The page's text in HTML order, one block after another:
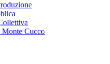
Monte Cucco